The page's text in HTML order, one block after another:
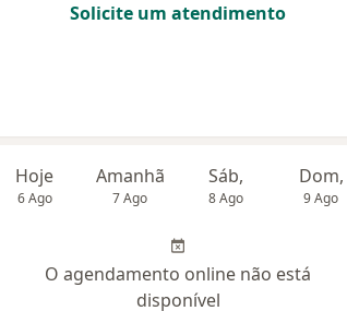
Solicite um atendimento
Hoje
6 Ago
Amanhã
7 Ago
Sáb,
8 Ago
Dom,
9 Ago
O agendamento online não está
disponível